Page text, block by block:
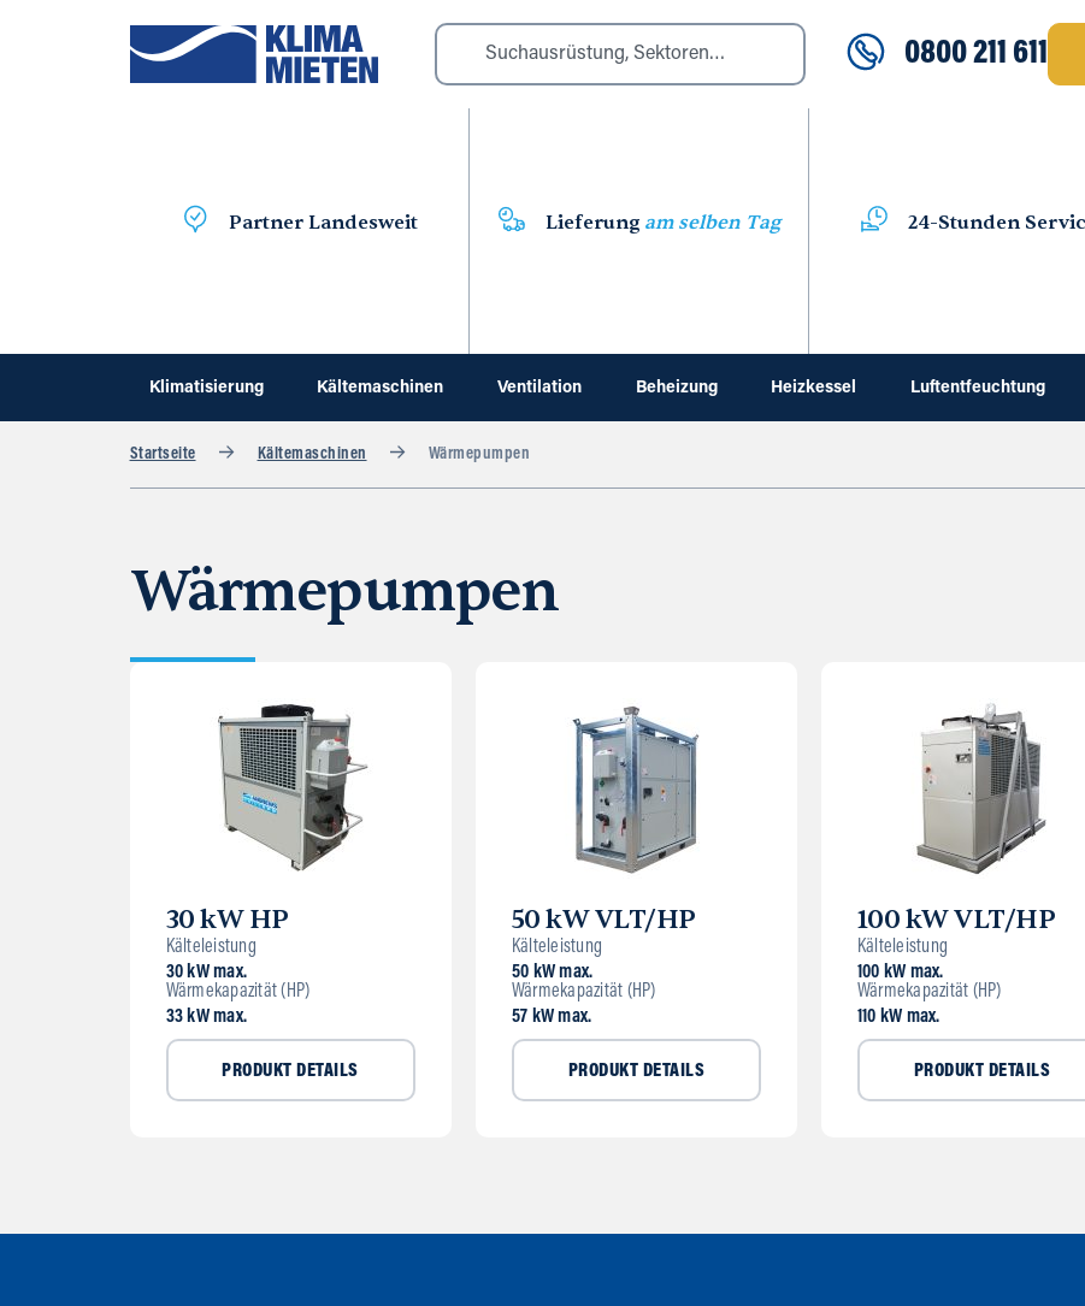
0800 211 611
Partner Landesweit Lieferung am selben Tag 24-Stunden
Klimatisierung Kältemaschinen Ventilation Beheizung Heizkessel Luftentfeuchtung
Startseite Kältemaschinen Wärmepumpen
Wärmepumpen
30 kW HP
Kälteleistung
30 kW max.
Wärmekapazität (HP)
33 kW max.
PRODUKT DETAILS
50 kW VLT/HP
Kälteleistung
50 kW max.
Wärmekapazität (HP)
57 kW max.
PRODUKT DETAILS
100 kW VLT/HP
Kälteleistung
100 kW max.
Wärmekapazität (HP)
110 kW max.
PRODUKT DETAILS